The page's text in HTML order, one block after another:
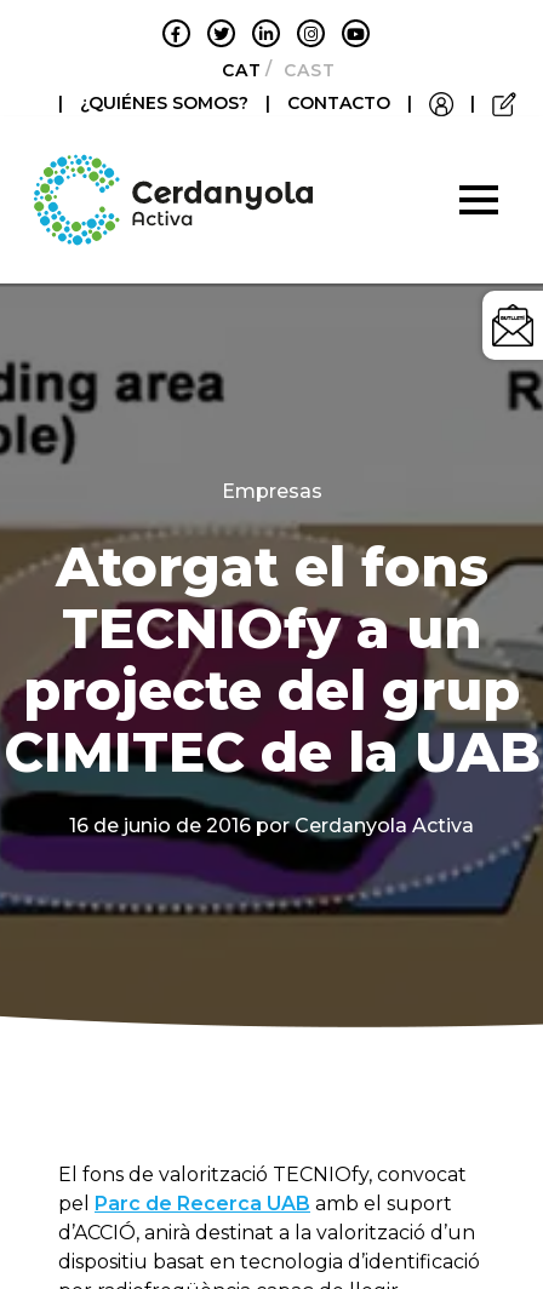
CATALÀCASTELLANO
|
¿QUIÉNES SOMOS? | CONTACTO | |
Categories
Empresas
Atorgat el fons
TECNIOfy a un
projecte del grup
CIMITEC de la UAB
16 de junio de 2016 por Cerdanyola Activa
El fons de valorització TECNIOfy, convocat
pel Parc de Recerca UAB amb el suport
d’ACCIÓ, anirà destinat a la valorització d’un
dispositiu basat en tecnologia d’identificació